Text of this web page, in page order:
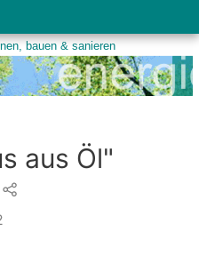
aus Öl"